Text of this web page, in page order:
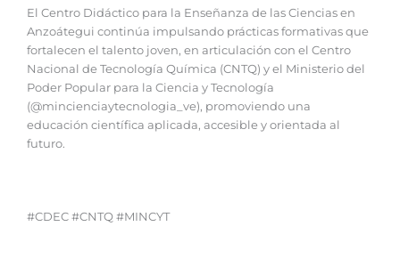
‎El Centro Didáctico para la Enseñanza de las Ciencias en
Anzoátegui continúa impulsando prácticas formativas que
fortalecen el talento joven, en articulación con el Centro
Nacional de Tecnología Química (CNTQ) y el Ministerio del
Poder Popular para la Ciencia y Tecnología
(@mincienciaytecnologia_ve), promoviendo una
educación científica aplicada, accesible y orientada al
futuro.
#CDEC #CNTQ #MINCYT